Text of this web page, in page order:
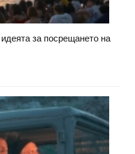
за посрещането на